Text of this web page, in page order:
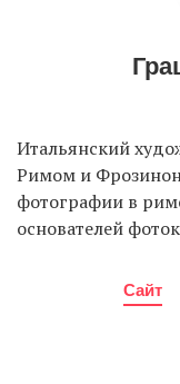
Итальянский
Римом и
фотографии в
основателей
Сайт